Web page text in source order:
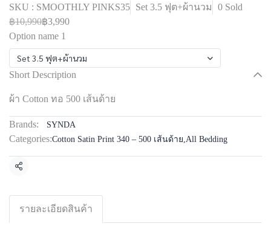
SKU : SMOOTHLY PINKS35 Set 3.5 ฟุต+ผ้านวม
0 Sold
฿10,990฿3,990
Option name 1
Set 3.5 ฟุต+ผ้านวม
Short Description
ผ้า Cotton ทอ 500 เส้นด้าย
Brands: SYNDA
Categories:Cotton Satin Print 340 – 500 เส้นด้าย,All Bedding
Share
รายละเอียดสินค้า